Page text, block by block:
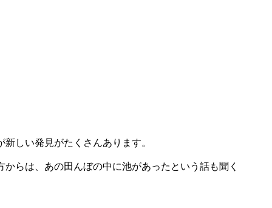
しい発見がたくさんあります。
らは、あの田んぼの中に池があったという話も聞く